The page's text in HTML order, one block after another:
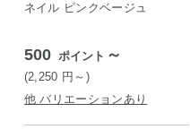
ネイル ピンクベージュ
500 ポイント ～
(2,250 円 ～)
他 バリエーションあり